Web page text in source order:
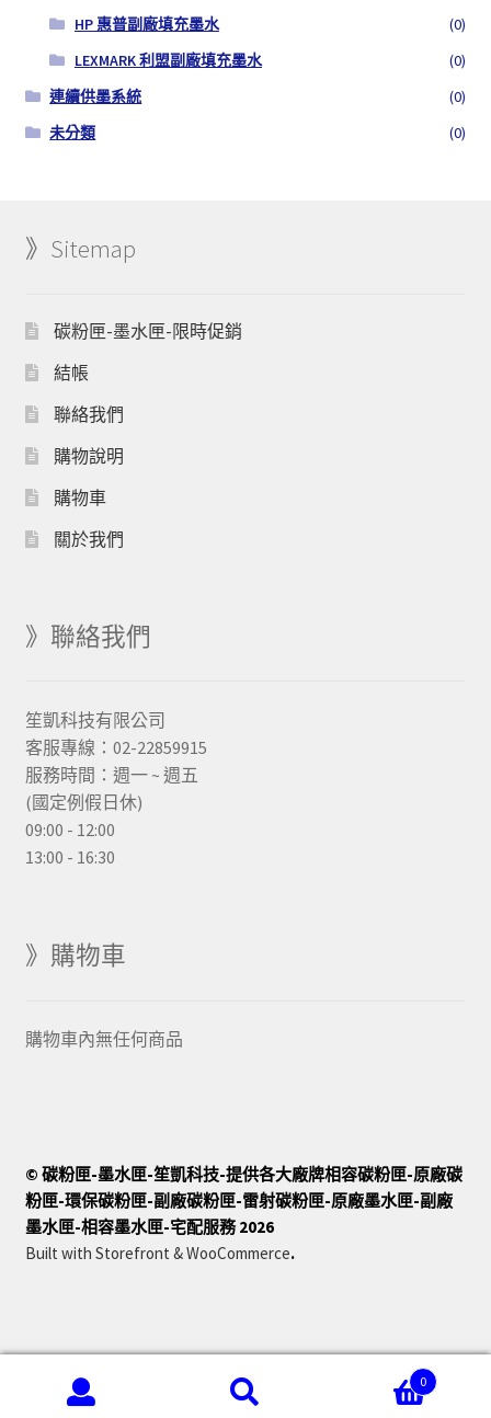
HP 惠普副廠填充墨水
(0)
LEXMARK 利盟副廠填充墨水
(0)
連續供墨系統
(0)
未分類
(0)
》Sitemap
碳粉匣-墨水匣-限時促銷
結帳
聯絡我們
購物說明
購物車
關於我們
》聯絡我們
笙凱科技有限公司
客服專線：02-22859915
服務時間：週一 ~ 週五
(國定例假日休)
09:00 - 12:00
13:00 - 16:30
》購物車
購物車內無任何商品
© 碳粉匣-墨水匣-笙凱科技-提供各大廠牌相容碳粉匣-原廠碳
粉匣-環保碳粉匣-副廠碳粉匣-雷射碳粉匣-原廠墨水匣-副廠
墨水匣-相容墨水匣-宅配服務 2026
Built with Storefront & WooCommerce.
0
Copyright ©笙凱科技有限公司 All rights reserved. 客服專線：